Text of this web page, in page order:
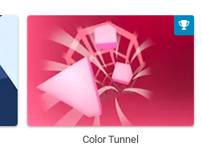
Color Tunnel